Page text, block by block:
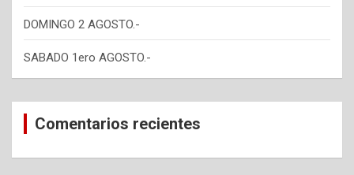
DOMINGO 2 AGOSTO.-
SABADO 1ero AGOSTO.-
Comentarios recientes